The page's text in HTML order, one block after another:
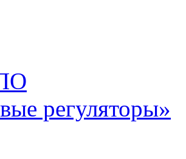
регуляторы»